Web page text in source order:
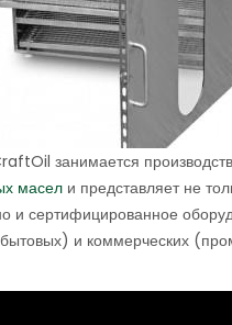
занимается
масел и представляет не
и сертифицированное
и коммерческих